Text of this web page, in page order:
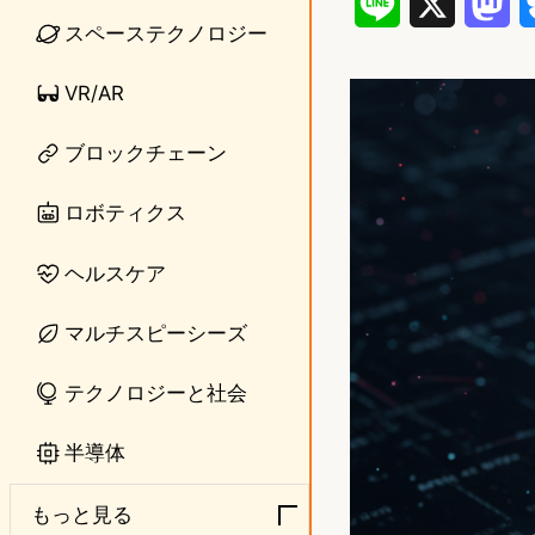
スペーステクノロジー
VR/AR
ブロックチェーン
ロボティクス
ヘルスケア
マルチスピーシーズ
テクノロジーと社会
半導体
もっと見る
n